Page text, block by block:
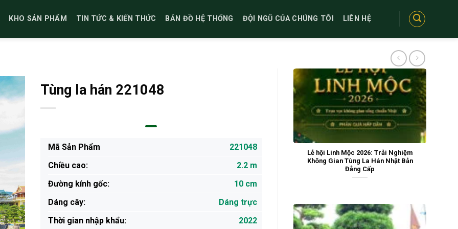
KHO SẢN PHẨM TIN TỨC & KIẾN THỨC BẢN ĐỒ HỆ THỐNG ĐỘI NGŨ CỦA CHÚNG TÔI LIÊN HỆ
Lễ hội Linh Mộc 2026: Trải Nghiệm
Không Gian Tùng La Hán Nhật Bản
Đẳng Cấp
Tùng la hán 221048
Mã Sản Phẩm
221048
Chiều cao:
2.2 m
Đường kính gốc:
10 cm
Dáng cây:
Dáng trực
Thời gian nhập khẩu:
2022